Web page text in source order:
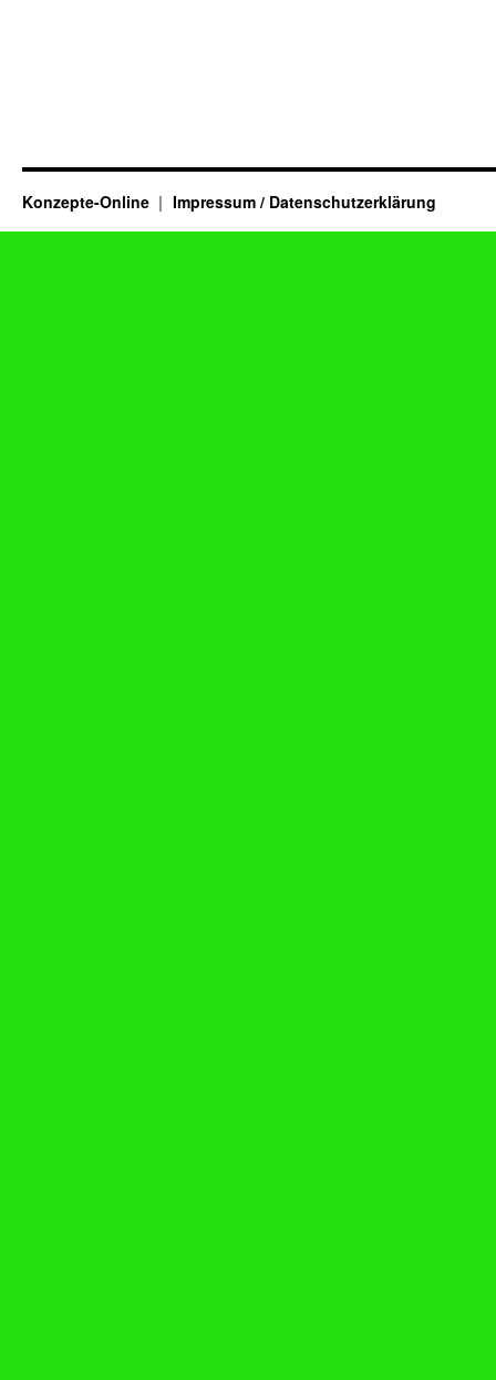
Konzepte-Online Impressum / Datenschutzerklärung